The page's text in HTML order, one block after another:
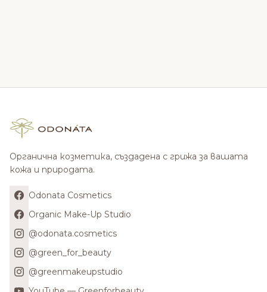
Органична козметика, създадена с грижа за вашата
кожа и природата.
Odonata Cosmetics
Organic Make-Up Studio
@odonata.cosmetics
@green_for_beauty
@greenmakeupstudio